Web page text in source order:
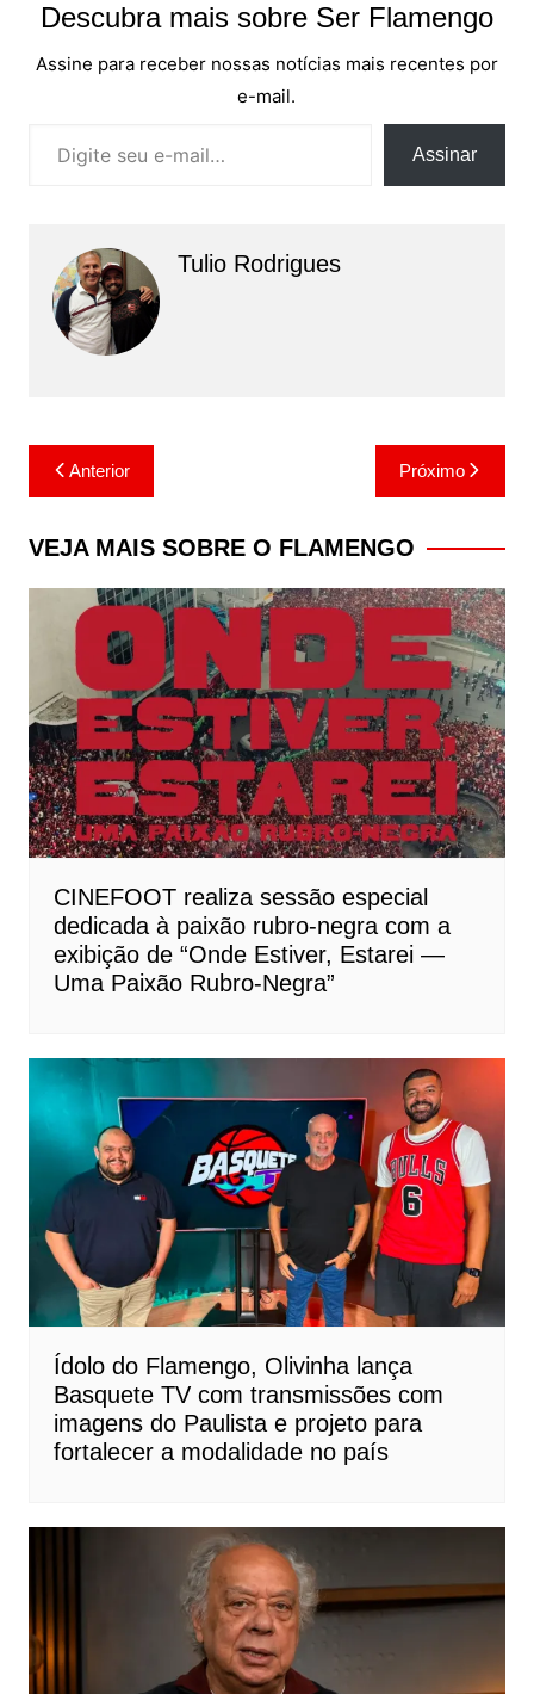
Descubra mais sobre Ser Flamengo
Assine para receber nossas notícias mais recentes por
e-mail.
Assinar
Tulio Rodrigues
Navegação
de
Post
Anterior Próximo
VEJA MAIS SOBRE O FLAMENGO
CINEFOOT realiza sessão especial
dedicada à paixão rubro-negra com a
exibição de “Onde Estiver, Estarei —
Uma Paixão Rubro-Negra”
Ídolo do Flamengo, Olivinha lança
Basquete TV com transmissões com
imagens do Paulista e projeto para
fortalecer a modalidade no país